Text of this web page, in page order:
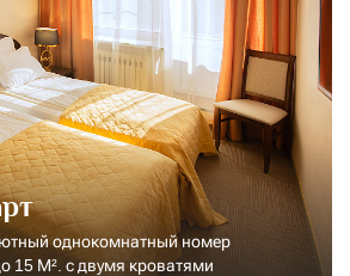
однокомнатный номер
15 М². с двумя кроватями